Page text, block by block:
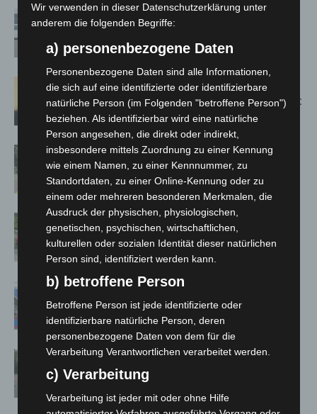
Niedersachsen: Feuerwehrkräfte
kehren nach Waldbrandeinsatz aus
Spanien zurück
Hannover: Erste Tigermücken-
Population in Niedersachsen entdeckt
Brand im „Haus der Begegnung“ in
Neuwarmbüchen schnell eingedämmt
Region Hannover: 21 neue
Notfallsanitäter starten beim Roten
Kreuz
Mann läuft mit Hockeyschläger über
A7 – Polizei sucht Zeugen
Hannover: Polizei stoppt 166
Trunkenheitsfahrten bei
Wir verwenden in dieser Datenschutzerklärung unter
anderem die folgenden Begriffe:
a) personenbezogene Daten
Personenbezogene Daten sind alle Informationen,
die sich auf eine identifizierte oder identifizierbare
natürliche Person (im Folgenden "betroffene Person")
beziehen. Als identifizierbar wird eine natürliche
Person angesehen, die direkt oder indirekt,
insbesondere mittels Zuordnung zu einer Kennung
wie einem Namen, zu einer Kennnummer, zu
Standortdaten, zu einer Online-Kennung oder zu
einem oder mehreren besonderen Merkmalen, die
Ausdruck der physischen, physiologischen,
genetischen, psychischen, wirtschaftlichen,
kulturellen oder sozialen Identität dieser natürlichen
Person sind, identifiziert werden kann.
b) betroffene Person
Betroffene Person ist jede identifizierte oder
identifizierbare natürliche Person, deren
personenbezogene Daten von dem für die
Verarbeitung Verantwortlichen verarbeitet werden.
c) Verarbeitung
Verarbeitung ist jeder mit oder ohne Hilfe